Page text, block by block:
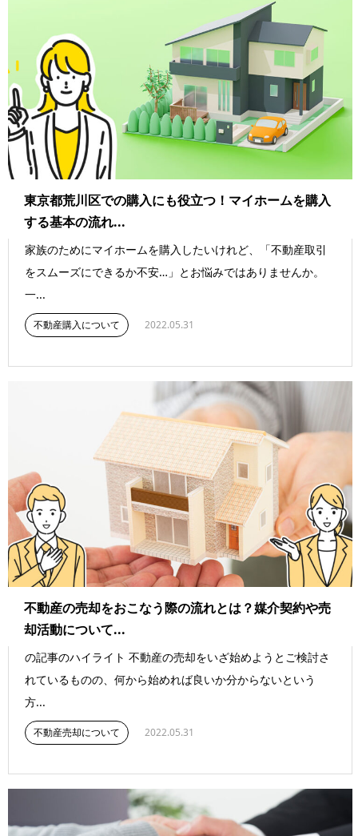
東京都荒川区での購入にも役立つ！マイホームを購入
する基本の流れ...
家族のためにマイホームを購入したいけれど、「不動産取引
をスムーズにできるか不安…」とお悩みではありませんか。
一...
不動産購入について 2022.05.31
不動産の売却をおこなう際の流れとは？媒介契約や売
却活動について...
の記事のハイライト 不動産の売却をいざ始めようとご検討さ
れているものの、何から始めれば良いか分からないという
方...
不動産売却について 2022.05.31